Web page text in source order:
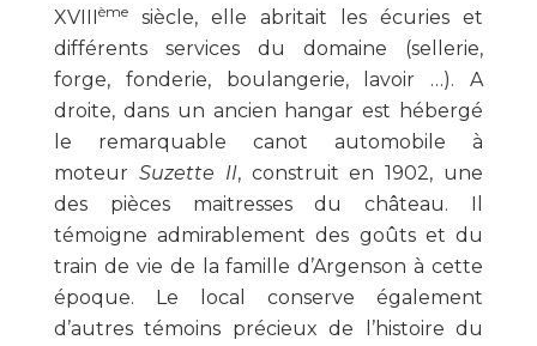
XVIIIèmesiècle, elle abritait les écuries et
différents services du domaine (sellerie,
forge, fonderie, boulangerie, lavoir …). A
droite, dans un ancien hangar est hébergé
le remarquable canot automobile à
moteur Suzette II, construit en 1902, une
des pièces maitresses du château. Il
témoigne admirablement des goûts et du
train de vie de la famille d’Argenson à cette
époque. Le local conserve également
d’autres témoins précieux de l’histoire du